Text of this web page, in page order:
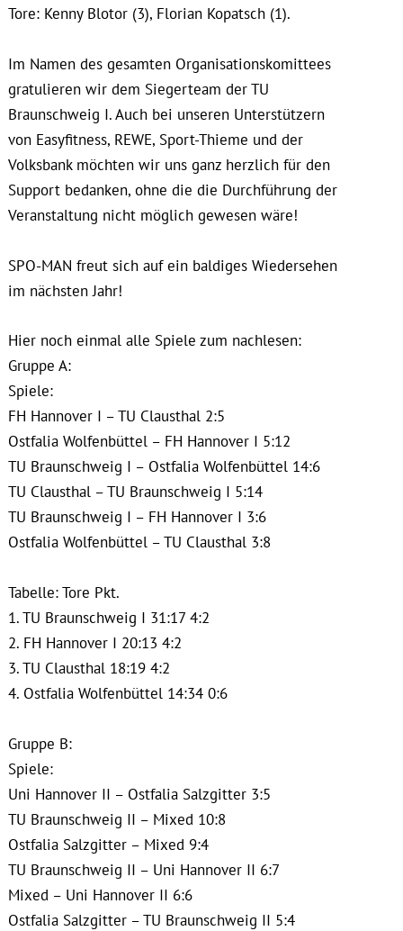
Tore: Kenny Blotor (3), Florian Kopatsch (1).
Im Namen des gesamten Organisationskomittees
gratulieren wir dem Siegerteam der TU
Braunschweig I. Auch bei unseren Unterstützern
von Easyfitness, REWE, Sport-Thieme und der
Volksbank möchten wir uns ganz herzlich für den
Support bedanken, ohne die die Durchführung der
Veranstaltung nicht möglich gewesen wäre!
SPO-MAN freut sich auf ein baldiges Wiedersehen
im nächsten Jahr!
Hier noch einmal alle Spiele zum nachlesen:
Gruppe A:
Spiele:
FH Hannover I – TU Clausthal 2:5
Ostfalia Wolfenbüttel – FH Hannover I 5:12
TU Braunschweig I – Ostfalia Wolfenbüttel 14:6
TU Clausthal – TU Braunschweig I 5:14
TU Braunschweig I – FH Hannover I 3:6
Ostfalia Wolfenbüttel – TU Clausthal 3:8
Tabelle: Tore Pkt.
1. TU Braunschweig I 31:17 4:2
2. FH Hannover I 20:13 4:2
3. TU Clausthal 18:19 4:2
4. Ostfalia Wolfenbüttel 14:34 0:6
Gruppe B:
Spiele:
Uni Hannover II – Ostfalia Salzgitter 3:5
TU Braunschweig II – Mixed 10:8
Ostfalia Salzgitter – Mixed 9:4
TU Braunschweig II – Uni Hannover II 6:7
Mixed – Uni Hannover II 6:6
Ostfalia Salzgitter – TU Braunschweig II 5:4